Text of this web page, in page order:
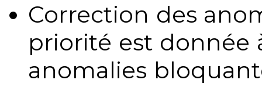
Correction des
priorité est donnée
anomalies